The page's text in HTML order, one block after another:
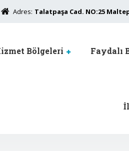
Adres: Talatpaşa Cad. NO:25
Bölgeleri Faydalı